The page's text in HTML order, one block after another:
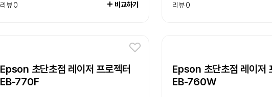
리뷰 0 비교하기 리뷰 0
Epson 초단초점 레이저 프로젝터
EB-770F
Epson 초단초점 레이저
EB-760W